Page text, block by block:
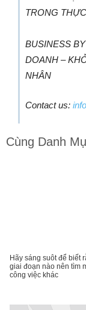
TRONG
BUSINESS
DOANH –
NHÂN
Contact us:
Cùng Danh
Hãy sáng suôt để biết
giai đoạn nào nên tìm
công việc khác